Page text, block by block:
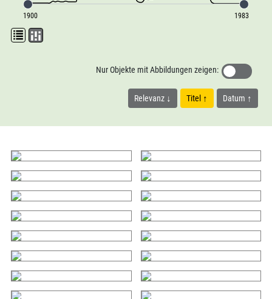
1900 1983
Relevanz Titel Datum
Nur Objekte mit Abbildungen zeigen: